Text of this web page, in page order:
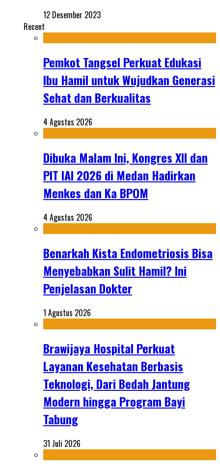
12 Desember 2023
Recent
Pemkot Tangsel Perkuat Edukasi
Ibu Hamil untuk Wujudkan Generasi
Sehat dan Berkualitas
4 Agustus 2026
Dibuka Malam Ini, Kongres XII dan
PIT IAI 2026 di Medan Hadirkan
Menkes dan Ka BPOM
4 Agustus 2026
Benarkah Kista Endometriosis Bisa
Menyebabkan Sulit Hamil? Ini
Penjelasan Dokter
1 Agustus 2026
Brawijaya Hospital Perkuat
Layanan Kesehatan Berbasis
Teknologi, Dari Bedah Jantung
Modern hingga Program Bayi
Tabung
31 Juli 2026